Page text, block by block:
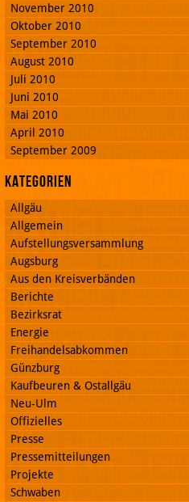
November 2010
Oktober 2010
September 2010
August 2010
Juli 2010
Juni 2010
Mai 2010
April 2010
September 2009
Kategorien
Allgäu
Allgemein
Aufstellungsversammlung
Augsburg
Aus den Kreisverbänden
Berichte
Bezirksrat
Energie
Freihandelsabkommen
Günzburg
Kaufbeuren & Ostallgäu
Neu-Ulm
Offizielles
Presse
Pressemitteilungen
Projekte
Schwaben